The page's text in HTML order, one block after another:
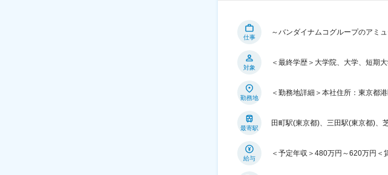
仕事
～バンダイナムコグループのアミ
対象
＜最終学歴＞大学院、大学、短期
勤務地
＜勤務地詳細＞本社住所：東京都
最寄駅
田町駅(東京都)、三田駅(東京都)、
給与
＜予定年収＞480万円～620万円